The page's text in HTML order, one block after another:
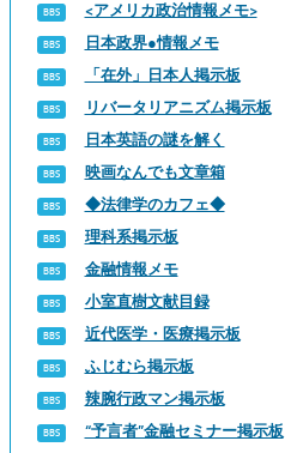
<アメリカ政治情報メモ>
日本政界●情報メモ
「在外」日本人掲示板
リバータリアニズム掲示板
日本英語の謎を解く
映画なんでも文章箱
◆法律学のカフェ◆
理科系掲示板
金融情報メモ
小室直樹文献目録
近代医学・医療掲示板
ふじむら掲示板
辣腕行政マン掲示板
“予言者”金融セミナー掲示板